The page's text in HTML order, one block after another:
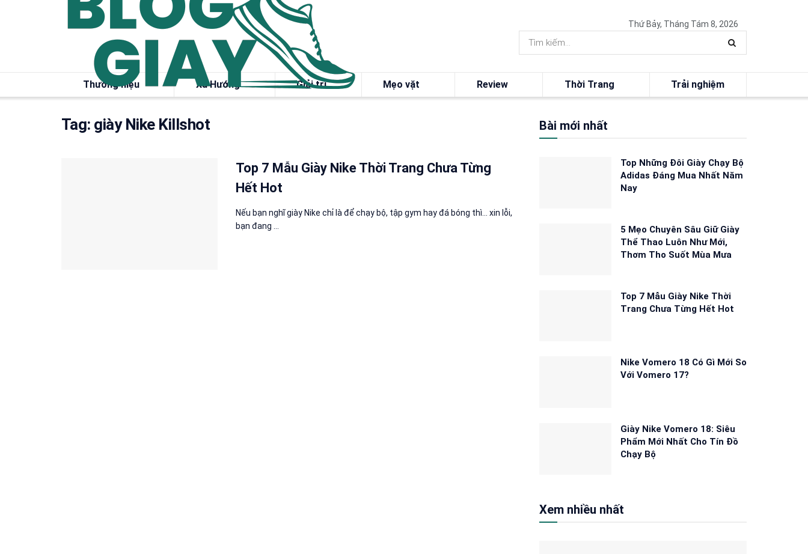
Thứ Bảy, Tháng Tám 8, 2026
Thương hiệu Xu Hướng Giải trí Mẹo vặt Review Thời Trang Trải nghiệm
Tag: giày Nike Killshot
Top 7 Mẫu Giày Nike Thời Trang Chưa Từng
Hết Hot
Nếu bạn nghĩ giày Nike chỉ là để chạy bộ, tập gym hay đá bóng thì... xin lỗi,
bạn đang ...
Bài mới nhất
Top Những Đôi Giày Chạy Bộ
Adidas Đáng Mua Nhất Năm
Nay
5 Mẹo Chuyên Sâu Giữ Giày
Thể Thao Luôn Như Mới,
Thơm Tho Suốt Mùa Mưa
Top 7 Mẫu Giày Nike Thời
Trang Chưa Từng Hết Hot
Nike Vomero 18 Có Gì Mới So
Với Vomero 17?
Giày Nike Vomero 18: Siêu
Phẩm Mới Nhất Cho Tín Đồ
Chạy Bộ
Xem nhiều nhất